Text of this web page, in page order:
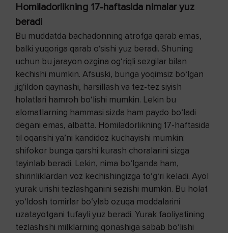
Homiladorlikning 17-haftasida nimalar yuz
beradi
Bu muddatda bachadonning atrofga qarab emas,
balki yuqoriga qarab o‘sishi yuz beradi. Shuning
uchun bu jarayon ozgina og‘riqli sezgilar bilan
kechishi mumkin. Afsuski, bunga yoqimsiz bo‘lgan
jig‘ildon qaynashi, harsillash va tez-tez siyish
holatlari hamroh bo‘lishi mumkin. Lekin bu
alomatlarning hammasi sizda ham paydo bo‘ladi
degani emas, albatta. Homiladorlikning 17-haftasida
til oqarishi ya’ni kandidoz kuchayishi mumkin:
shifokor bunga qarshi kurash choralarini sizga
tayinlab beradi. Lekin, nima bo‘lganda ham,
shirinliklardan voz kechishingizga to‘g‘ri keladi. Ayol
yurak urishi tezlashganini sezishi mumkin. Bu holat
yo‘ldosh tomirlar bo‘ylab ozuqa moddalarini
uzatayotgani tufayli yuz beradi. Yurak faoliyatining
tezlashishi milklarning qonashiga sabab bo‘lishi